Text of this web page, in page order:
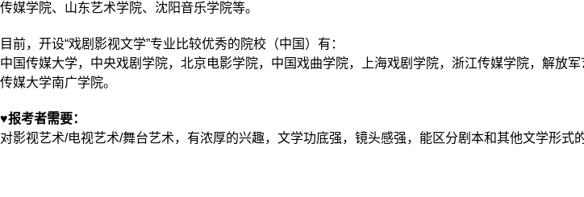
传媒学院、山东艺术学院、沈阳音乐学院等。
目前，开设“戏剧影视文学”专业比较优秀的院校（中国）有：
中国传媒大学，中央戏剧学院，北京电影学院，中国戏曲学院，上海戏剧学院，浙江传媒学院，解放
传媒大学南广学院。
♥报考者需要：
对影视艺术/电视艺术/舞台艺术，有浓厚的兴趣，文学功底强，镜头感强，能区分剧本和其他文学形式